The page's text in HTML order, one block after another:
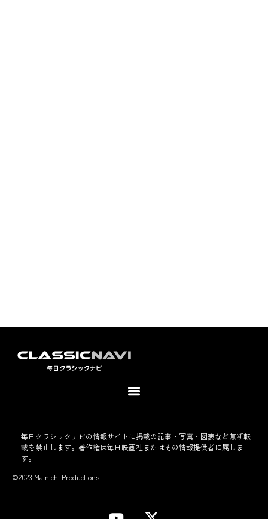
毎日クラシックナビの情報サイトに掲載の記事・写真・図表など無断転
載を禁止します。著作権は毎日映画社またはその情報提供者に属しま
す。
©2023 Mainichi Productions